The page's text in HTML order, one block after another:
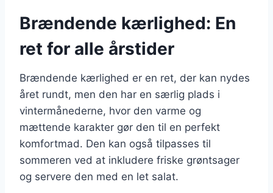
Brændende kærlighed: En
ret for alle årstider
Brændende kærlighed er en ret, der kan nydes
året rundt, men den har en særlig plads i
vintermånederne, hvor den varme og
mættende karakter gør den til en perfekt
komfortmad. Den kan også tilpasses til
sommeren ved at inkludere friske grøntsager
og servere den med en let salat.